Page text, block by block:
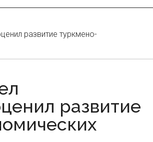
развитие туркмено-
развитие